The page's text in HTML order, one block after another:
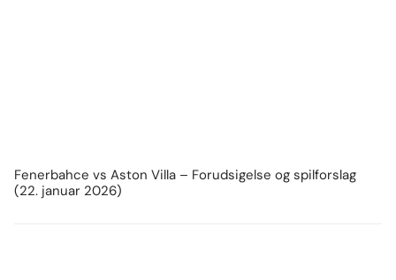
Fenerbahce vs Aston Villa – Forudsigelse og spilforslag
(22. januar 2026)